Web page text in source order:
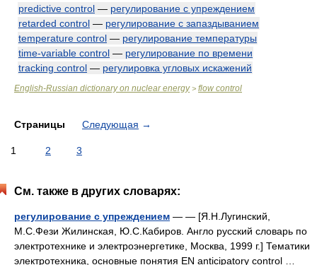
predictive control — регулирование с упреждением
retarded control — регулирование с запаздыванием
temperature control — регулирование температуры
time-variable control — регулирование по времени
tracking control — регулировка угловых искажений
English-Russian dictionary on nuclear energy> flow control
Страницы Следующая →
1 2 3
См. также в других словарях:
регулирование с упреждением — — [Я.Н.Лугинский,
М.С.Фези Жилинская, Ю.С.Кабиров. Англо русский словарь по
электротехнике и электроэнергетике, Москва, 1999 г.] Тематики
электротехника, основные понятия EN anticipatory control …